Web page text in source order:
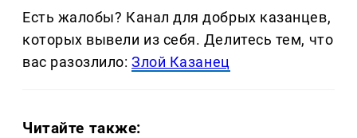
Есть жалобы? Канал для добрых казанцев,
которых вывели из себя. Делитеcь тем, что
вас разозлило:Злой Казанец
Читайте также: